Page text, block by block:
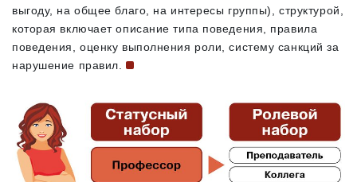
выгоду, на общее благо, на интересы группы), структурой,
которая включает описание типа поведения, правила
поведения, оценку выполнения роли, систему санкций за
нарушение правил.